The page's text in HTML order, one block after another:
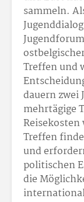
sammeln.
Treffen und
dauern zwei
mehrtägige
Treffen
und
politischen
die